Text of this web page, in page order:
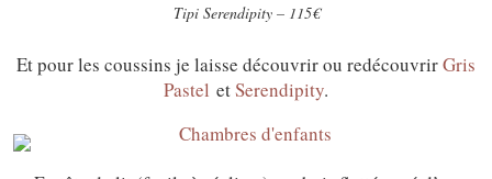
Tipi Serendipity – 115€
Et pour les coussins je laisse découvrir ou redécouvrirGris
Pastel etSerendipity.